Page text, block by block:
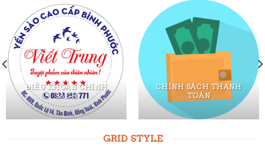
ĐIỀU KHOẢN CHÍNH
SÁCH
CHÍNH SÁCH THANH
TOÁN
GRID STYLE